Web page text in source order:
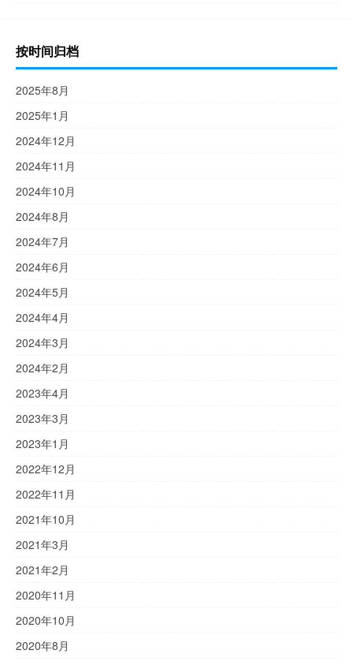
按时间归档
2025年8月
2025年1月
2024年12月
2024年11月
2024年10月
2024年8月
2024年7月
2024年6月
2024年5月
2024年4月
2024年3月
2024年2月
2023年4月
2023年3月
2023年1月
2022年12月
2022年11月
2021年10月
2021年3月
2021年2月
2020年11月
2020年10月
2020年8月